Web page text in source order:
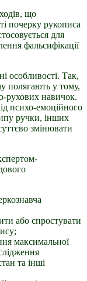
що
почерку рукописа
для
фальсифікації
особливості. Так,
полягають у тому,
рухових навичок.
психо-емоційного
ручки, інших
змінювати
або спростувати
максимальної
та інші